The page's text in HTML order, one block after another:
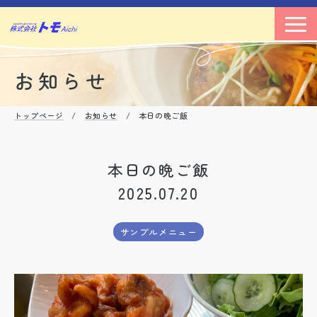
お知らせ
トップページ / お知らせ / 本日の晩ご飯
本日の晩ご飯
2025.07.20
サンプルメニュー